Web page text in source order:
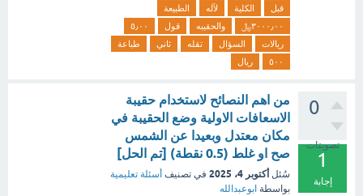
قبل
الكلية لآله
الطبيعة
٣٠٠٠٫٠٠﷼
والحقيبه قول
٥٫٠٠
ريالات
السؤال تقله ثاني
طباعة
٥٠٠
ريال
0
تصويتات
1
إجابة
من اهم النصائح لاستخدام حقيبة
الاسعافات الاولية وضع الحقيبة في
مكان معتدل وبعيدا عن الشمس
صح او غلط (0.5 نقطة) [تم الحل]
سُئل أكتوبر 4، 2025 في تصنيف أسئلة تعليمية
بواسطة ابوعبدالله